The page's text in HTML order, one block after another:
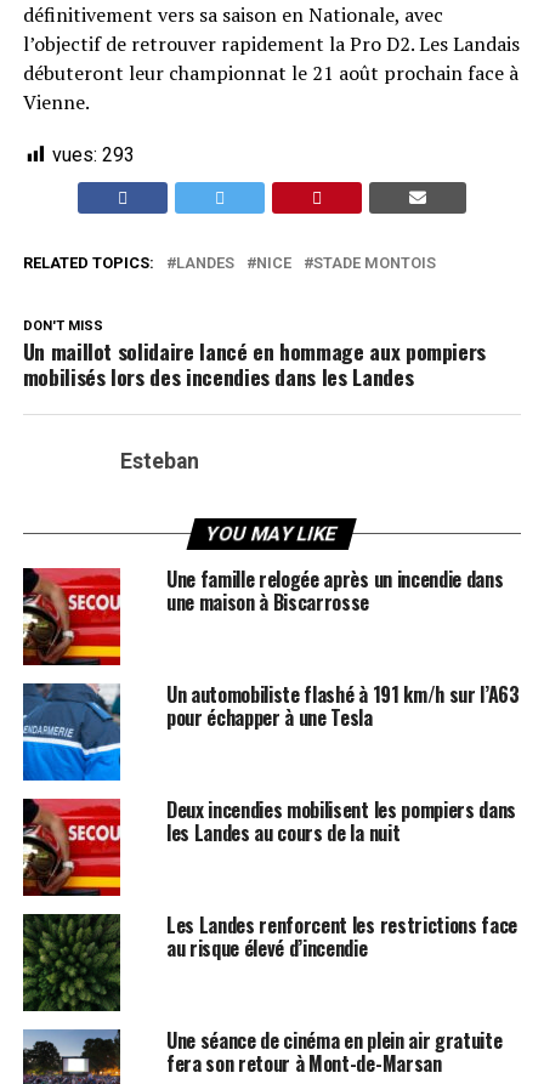
définitivement vers sa saison en Nationale, avec
l’objectif de retrouver rapidement la Pro D2. Les Landais
débuteront leur championnat le 21 août prochain face à
Vienne.
vues: 293
RELATED TOPICS: LANDES NICE STADE MONTOIS
DON'T MISS
Un maillot solidaire lancé en hommage aux pompiers
mobilisés lors des incendies dans les Landes
Esteban
YOU MAY LIKE
Une famille relogée après un incendie dans
une maison à Biscarrosse
Un automobiliste flashé à 191 km/h sur l’A63
pour échapper à une Tesla
Deux incendies mobilisent les pompiers dans
les Landes au cours de la nuit
Les Landes renforcent les restrictions face
au risque élevé d’incendie
Une séance de cinéma en plein air gratuite
fera son retour à Mont-de-Marsan